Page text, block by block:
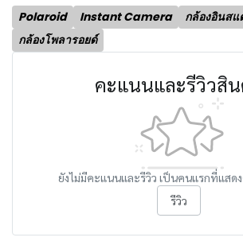
Polaroid Instant Camera
กล้องอินส
กล้องโพลารอยด์
คะแนนและรีวิวสิ
ยังไม่มีคะแนนและรีวิว เป็นคนแรกที่แสด
รีวิว